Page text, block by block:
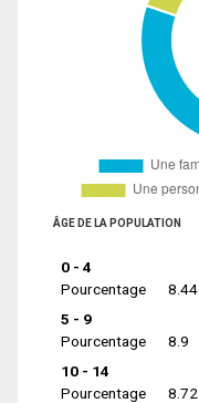
ÂGE DE LA POPULATION
0 - 4
Pourcentage
8.44
5 - 9
Pourcentage
8.9
10 - 14
Pourcentage
8.72